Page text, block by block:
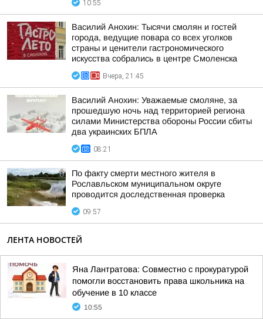
10:55
Василий Анохин: Тысячи смолян и гостей
города, ведущие повара со всех уголков
страны и ценители гастрономического
искусства собрались в центре Смоленска
Вчера, 21:45
Василий Анохин: Уважаемые смоляне, за
прошедшую ночь над территорией региона
силами Министерства обороны России сбиты
два украинских БПЛА
08:21
По факту смерти местного жителя в
Рославльском муниципальном округе
проводится доследственная проверка
09:57
ЛЕНТА НОВОСТЕЙ
Яна Лантратова: Совместно с прокуратурой
помогли восстановить права школьника на
обучение в 10 классе
10:55